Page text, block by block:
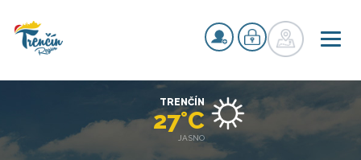
TRENČÍN
27°C
JASNO